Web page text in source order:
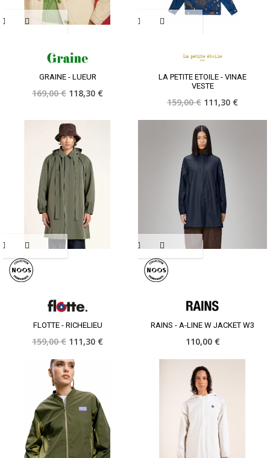
GRAINE - LUEUR
169,00 € 118,30 €
LA PETITE ETOILE - VINAE
VESTE
159,00 € 111,30 €
FLOTTE - RICHELIEU
159,00 € 111,30 €
RAINS - A-LINE W JACKET W3
110,00 €